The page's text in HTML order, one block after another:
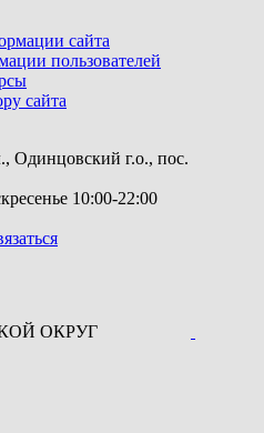
сайта
пользователей
сайта
Одинцовский г.о., пос.
10:00-22:00
ОКРУГ